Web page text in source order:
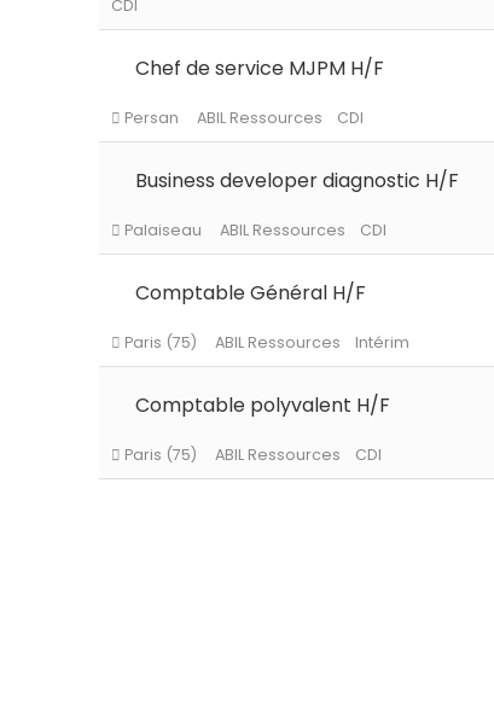
Le Chesnay-Rocquencourt
CDI
Chef de service MJPM H/F
Business developer diagnostic H/F
Palaiseau ABIL Ressources
Comptable Général H/F
Comptable polyvalent H/F